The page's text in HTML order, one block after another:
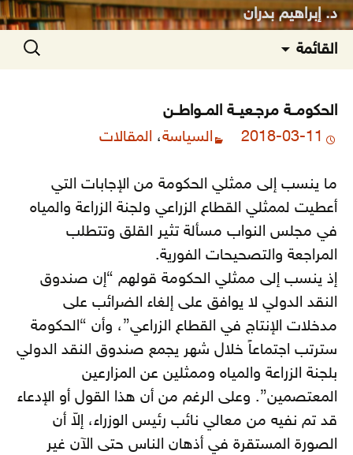
د. إبراهيم بدران
القائمة
إلى
البحث
عن:
الحكومــة مرجـعيــة المــواطــن
2018-03-11
السياسة، المقالات
ما ينسب إلى ممثلي الحكومة من الإجابات التي
أعطيت لممثلي القطاع الزراعي ولجنة الزراعة والمياه
في مجلس النواب مسألة تثير القلق وتتطلب
المراجعة والتصحيحات الفورية.
إذ ينسب إلى ممثلي الحكومة قولهم “إن صندوق
النقد الدولي لا يوافق على إلغاء الضرائب على
مدخلات الإنتاج في القطاع الزراعي”، وأن “الحكومة
سترتب اجتماعاً خلال شهر يجمع صندوق النقد الدولي
بلجنة الزراعة والمياه وممثلين عن المزارعين
المعتصمين”. وعلى الرغم من أن هذا القول أو الإدعاء
قد تم نفيه من معالي نائب رئيس الوزراء، إلاّ أن
الصورة المستقرة في أذهان الناس حتى الآن غير